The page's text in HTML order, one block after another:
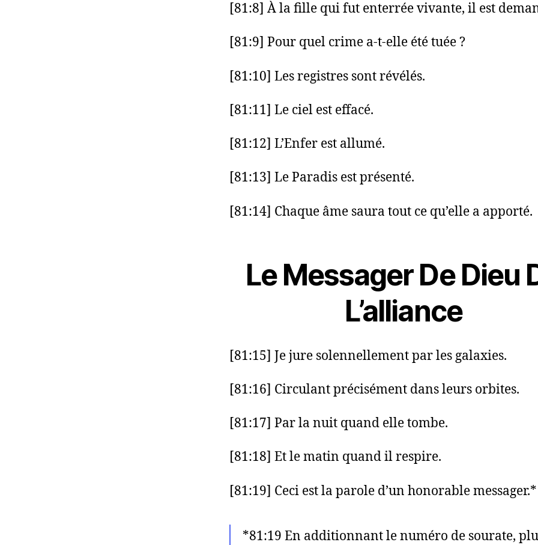
[81:8] À la fille qui fut enterrée vivante, il est
[81:9] Pour quel crime a-t-elle été tuée ?
[81:10] Les registres sont révélés.
[81:11] Le ciel est effacé.
[81:12] L’Enfer est allumé.
[81:13] Le Paradis est présenté.
[81:14] Chaque âme saura tout ce qu’elle a apporté.
Le Messager De Dieu
L’alliance
[81:15] Je jure solennellement par les galaxies.
[81:16] Circulant précisément dans leurs orbites.
[81:17] Par la nuit quand elle tombe.
[81:18] Et le matin quand il respire.
[81:19] Ceci est la parole d’un honorable messager.*
*81:19 En additionnant le numéro de sourate,